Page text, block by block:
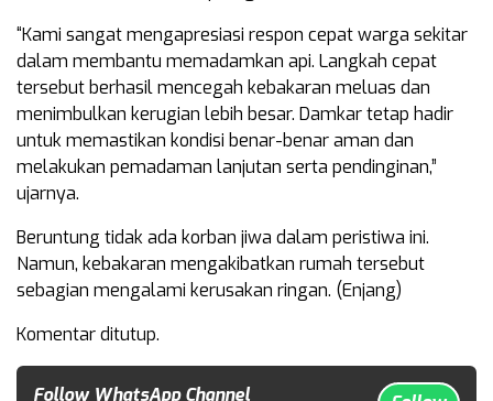
“Kami sangat mengapresiasi respon cepat warga sekitar
dalam membantu memadamkan api. Langkah cepat
tersebut berhasil mencegah kebakaran meluas dan
menimbulkan kerugian lebih besar. Damkar tetap hadir
untuk memastikan kondisi benar-benar aman dan
melakukan pemadaman lanjutan serta pendinginan,”
ujarnya.
Beruntung tidak ada korban jiwa dalam peristiwa ini.
Namun, kebakaran mengakibatkan rumah tersebut
sebagian mengalami kerusakan ringan. (Enjang)
Komentar ditutup.
Follow WhatsApp Channel